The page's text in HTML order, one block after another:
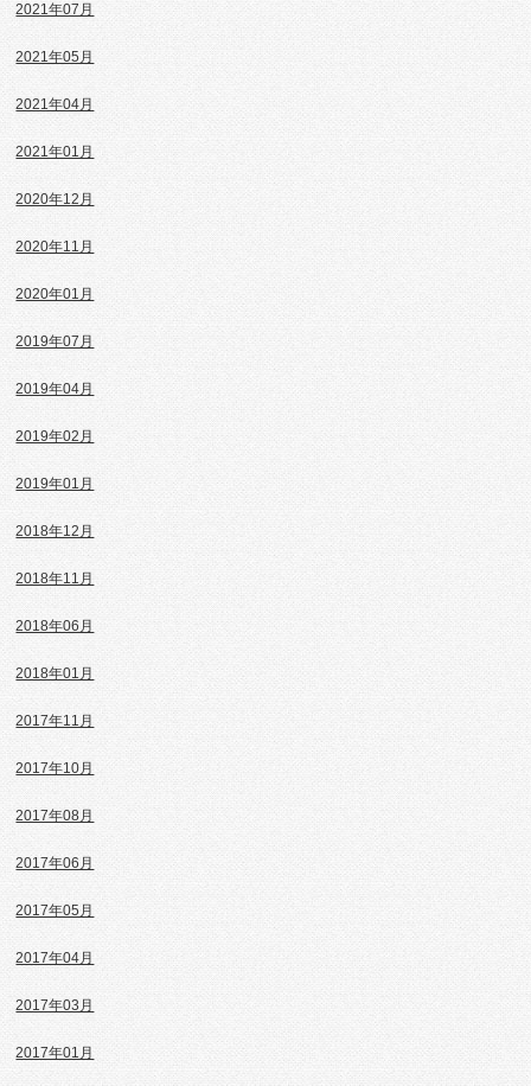
2021年07月
2021年05月
2021年04月
2021年01月
2020年12月
2020年11月
2020年01月
2019年07月
2019年04月
2019年02月
2019年01月
2018年12月
2018年11月
2018年06月
2018年01月
2017年11月
2017年10月
2017年08月
2017年06月
2017年05月
2017年04月
2017年03月
2017年01月